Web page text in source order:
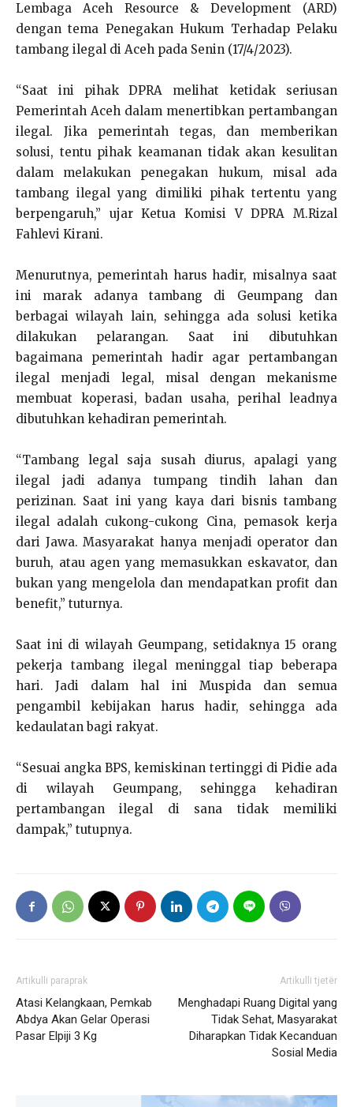
Lembaga Aceh Resource & Development (ARD)
dengan tema Penegakan Hukum Terhadap Pelaku
tambang ilegal di Aceh pada Senin (17/4/2023).
“Saat ini pihak DPRA melihat ketidak seriusan
Pemerintah Aceh dalam menertibkan pertambangan
ilegal. Jika pemerintah tegas, dan memberikan
solusi, tentu pihak keamanan tidak akan kesulitan
dalam melakukan penegakan hukum, misal ada
tambang ilegal yang dimiliki pihak tertentu yang
berpengaruh,” ujar Ketua Komisi V DPRA M.Rizal
Fahlevi Kirani.
Menurutnya, pemerintah harus hadir, misalnya saat
ini marak adanya tambang di Geumpang dan
berbagai wilayah lain, sehingga ada solusi ketika
dilakukan pelarangan. Saat ini dibutuhkan
bagaimana pemerintah hadir agar pertambangan
ilegal menjadi legal, misal dengan mekanisme
membuat koperasi, badan usaha, perihal leadnya
dibutuhkan kehadiran pemerintah.
“Tambang legal saja susah diurus, apalagi yang
ilegal jadi adanya tumpang tindih lahan dan
perizinan. Saat ini yang kaya dari bisnis tambang
ilegal adalah cukong-cukong Cina, pemasok kerja
dari Jawa. Masyarakat hanya menjadi operator dan
buruh, atau agen yang memasukkan eskavator, dan
bukan yang mengelola dan mendapatkan profit dan
benefit,” tuturnya.
Saat ini di wilayah Geumpang, setidaknya 15 orang
pekerja tambang ilegal meninggal tiap beberapa
hari. Jadi dalam hal ini Muspida dan semua
pengambil kebijakan harus hadir, sehingga ada
kedaulatan bagi rakyat.
“Sesuai angka BPS, kemiskinan tertinggi di Pidie ada
di wilayah Geumpang, sehingga kehadiran
pertambangan ilegal di sana tidak memiliki
dampak,” tutupnya.
Artikulli paraprak
Atasi Kelangkaan, Pemkab
Abdya Akan Gelar Operasi
Pasar Elpiji 3 Kg
Artikulli tjetër
Menghadapi Ruang Digital yang
Tidak Sehat, Masyarakat
Diharapkan Tidak Kecanduan
Sosial Media